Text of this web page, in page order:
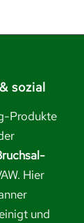
sozial
Produkte
Hier
und